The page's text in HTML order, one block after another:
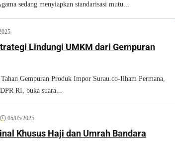
sedang menyiapkan standarisasi mutu...
Lindungi UMKM dari Gempuran
Gempuran Produk Impor Surau.co-Ilham Permana,
RI, buka suara...
05/05/2025
Khusus Haji dan Umrah Bandara